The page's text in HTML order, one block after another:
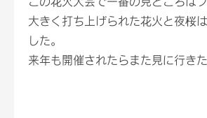
大きく打ち上げられた花火と夜桜
した。
来年も開催されたらまた見に行き